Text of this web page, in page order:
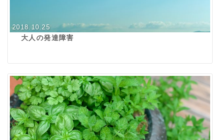
2018.10.25
大人の発達障害